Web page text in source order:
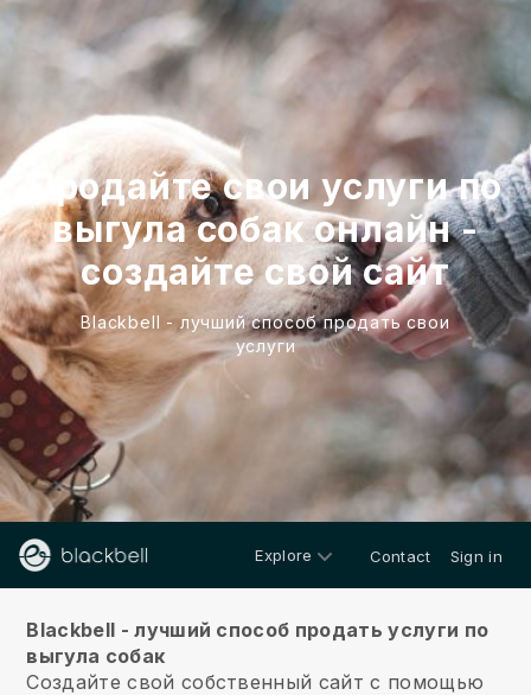
Продайте свои услуги по
выгула собак онлайн -
создайте свой сайт
Blackbell - лучший способ продать свои
услуги
Explore Contact Sign in
Blackbell - лучший способ продать услуги по
выгула собак
Создайте свой собственный сайт с помощью